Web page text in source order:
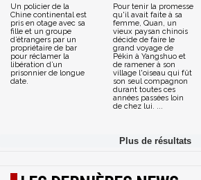
Un policier de la
Chine continental est
pris en otage avec sa
fille et un groupe
d’étrangers par un
propriétaire de bar
pour réclamer la
libération d’un
prisonnier de longue
date.
Pour tenir la promesse
qu'il avait faite à sa
femme, Quan, un
vieux paysan chinois
décide de faire le
grand voyage de
Pékin à Yangshuo et
de ramener à son
village l'oiseau qui fût
son seul compagnon
durant toutes ces
années passées loin
de chez lui. ...